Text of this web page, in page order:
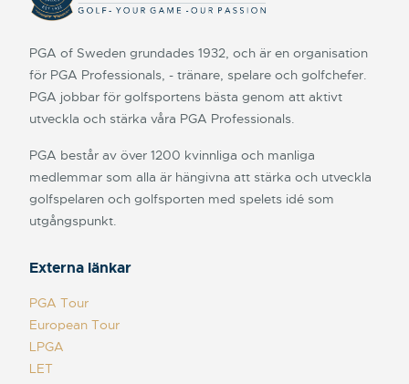
PGA of Sweden grundades 1932, och är en organisation
för PGA Professionals, - tränare, spelare och golfchefer.
PGA jobbar för golfsportens bästa genom att aktivt
utveckla och stärka våra PGA Professionals.
PGA består av över 1200 kvinnliga och manliga
medlemmar som alla är hängivna att stärka och utveckla
golfspelaren och golfsporten med spelets idé som
utgångspunkt.
Externa länkar
PGA Tour
European Tour
LPGA
LET